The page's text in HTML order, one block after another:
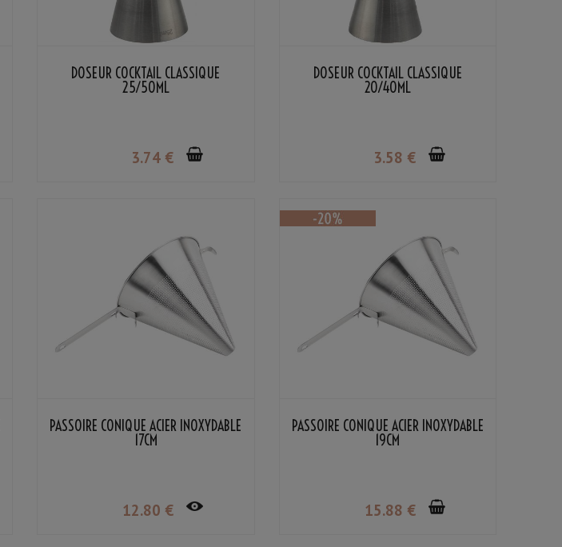
DOSEUR COCKTAIL CLASSIQUE
25/50ML
3.74 €
DOSEUR COCKTAIL CLASSIQUE
20/40ML
3.58 €
PASSOIRE CONIQUE ACIER INOXYDABLE
17CM
12.80 €
PASSOIRE CONIQUE ACIER INOXYDABLE
19CM
15.88 €